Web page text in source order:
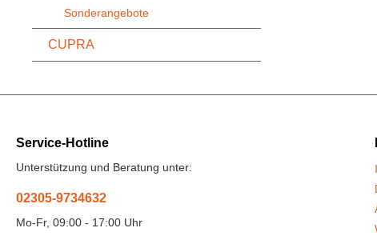
Sonderangebote
CUPRA
Service-Hotline
Unterstützung und Beratung unter:
02305-9734632
Mo-Fr, 09:00 - 17:00 Uhr